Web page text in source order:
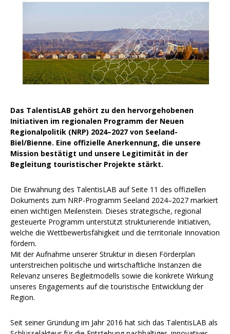
Das TalentisLAB gehört zu den hervorgehobenen
Initiativen im regionalen Programm der Neuen
Regionalpolitik (NRP) 2024–2027 von Seeland-
Biel/Bienne. Eine offizielle Anerkennung, die unsere
Mission bestätigt und unsere Legitimität in der
Begleitung touristischer Projekte stärkt.
Die Erwähnung des TalentisLAB auf Seite 11 des offiziellen
Dokuments zum NRP-Programm Seeland 2024–2027 markiert
einen wichtigen Meilenstein. Dieses strategische, regional
gesteuerte Programm unterstützt strukturierende Initiativen,
welche die Wettbewerbsfähigkeit und die territoriale Innovation
fördern.
Mit der Aufnahme unserer Struktur in diesen Förderplan
unterstreichen politische und wirtschaftliche Instanzen die
Relevanz unseres Begleitmodells sowie die konkrete Wirkung
unseres Engagements auf die touristische Entwicklung der
Region.
Seit seiner Gründung im Jahr 2016 hat sich das TalentisLAB als